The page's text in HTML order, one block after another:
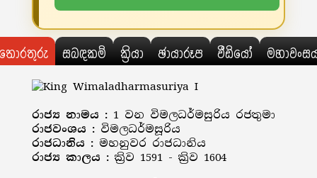
සබඳකම් ක්‍රියා ඡායාරූප වීඩියෝ
රාජ්‍ය නාමය : 1 වන විමලධර්මසුරිය රජතුමා
රාජවංශය : විමලධර්මසූරිය
රාජධානිය : මහනුවර රාජධානිය
රාජ්‍ය කාලය : ක්‍රිව 1591 - ක්‍රිව 1604